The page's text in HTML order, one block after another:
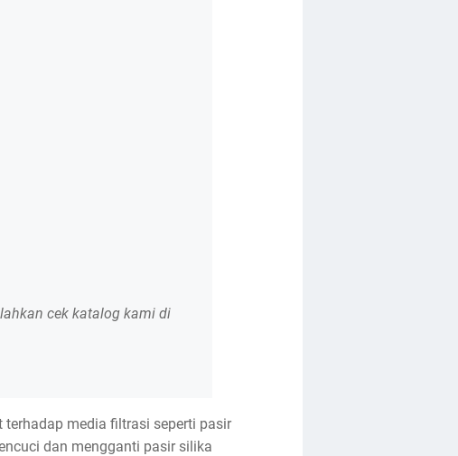
cek katalog kami di
media filtrasi seperti pasir
dan mengganti pasir silika